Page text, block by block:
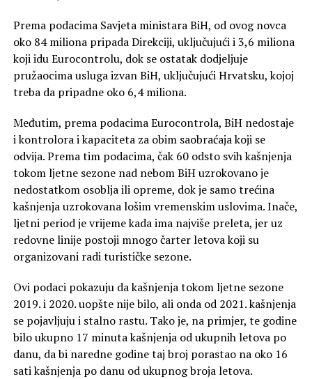
Prema podacima Savjeta ministara BiH, od ovog novca
oko 84 miliona pripada Direkciji, uključujući i 3,6 miliona
koji idu Eurocontrolu, dok se ostatak dodjeljuje
pružaocima usluga izvan BiH, uključujući Hrvatsku, kojoj
treba da pripadne oko 6,4 miliona.
Međutim, prema podacima Eurocontrola, BiH nedostaje
i kontrolora i kapaciteta za obim saobraćaja koji se
odvija. Prema tim podacima, čak 60 odsto svih kašnjenja
tokom ljetne sezone nad nebom BiH uzrokovano je
nedostatkom osoblja ili opreme, dok je samo trećina
kašnjenja uzrokovana lošim vremenskim uslovima. Inače,
ljetni period je vrijeme kada ima najviše preleta, jer uz
redovne linije postoji mnogo čarter letova koji su
organizovani radi turističke sezone.
Ovi podaci pokazuju da kašnjenja tokom ljetne sezone
2019. i 2020. uopšte nije bilo, ali onda od 2021. kašnjenja
se pojavljuju i stalno rastu. Tako je, na primjer, te godine
bilo ukupno 17 minuta kašnjenja od ukupnih letova po
danu, da bi naredne godine taj broj porastao na oko 16
sati kašnjenja po danu od ukupnog broja letova.